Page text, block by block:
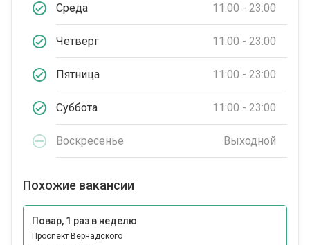
Среда 11:00 - 23:00
Четверг 11:00 - 23:00
Пятница 11:00 - 23:00
Суббота 11:00 - 23:00
Воскресенье Выходной
Похожие вакансии
Повар, 1 раз в неделю
Проспект Вернадского